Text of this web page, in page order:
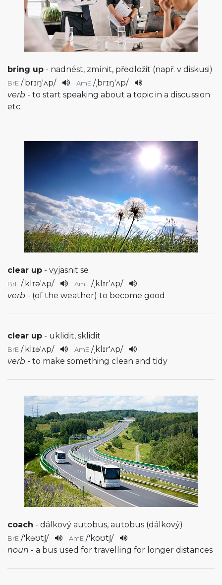
bring up - nadnést, zmínit, předložit (např. v diskusi)
BrE /ˌbrɪŋ'ʌp/ AmE /ˌbrɪŋ'ʌp/
verb - to start speaking about a topic in a discussion
etc.
clear up - vyjasnit se
BrE /ˌklɪə'ʌp/ AmE /ˌklɪr'ʌp/
verb - (of the weather) to become good
clear up - uklidit, sklidit
BrE /ˌklɪə'ʌp/ AmE /ˌklɪr'ʌp/
verb - to make something clean and tidy
coach - dálkový autobus, autobus (dálkový)
BrE /'kəʊtʃ/ AmE /'koʊtʃ/
noun - a bus used for travelling for longer distances